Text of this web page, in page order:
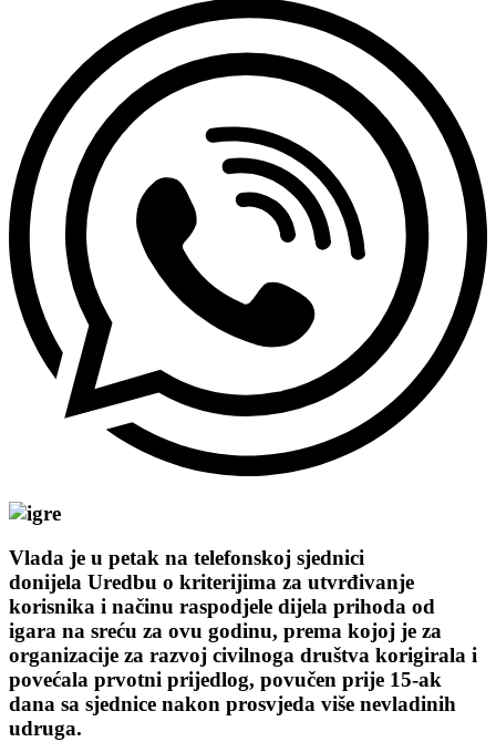
Vlada je u petak na telefonskoj sjednici
donijela Uredbu o kriterijima za utvrđivanje
korisnika i načinu raspodjele dijela prihoda od
igara na sreću za ovu godinu, prema kojoj je za
organizacije za razvoj civilnoga društva korigirala i
povećala prvotni prijedlog, povučen prije 15-ak
dana sa sjednice nakon prosvjeda više nevladinih
udruga.